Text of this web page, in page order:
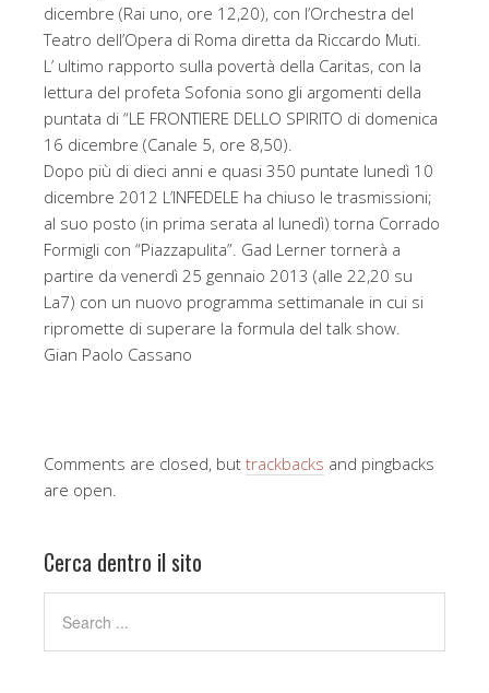
dicembre (Rai uno, ore 12,20), con l’Orchestra del
Teatro dell’Opera di Roma diretta da Riccardo Muti.
L’ ultimo rapporto sulla povertà della Caritas, con la
lettura del profeta Sofonia sono gli argomenti della
puntata di “LE FRONTIERE DELLO SPIRITO di domenica
16 dicembre (Canale 5, ore 8,50).
Dopo più di dieci anni e quasi 350 puntate lunedì 10
dicembre 2012 L’INFEDELE ha chiuso le trasmissioni;
al suo posto (in prima serata al lunedì) torna Corrado
Formigli con “Piazzapulita”. Gad Lerner tornerà a
partire da venerdì 25 gennaio 2013 (alle 22,20 su
La7) con un nuovo programma settimanale in cui si
ripromette di superare la formula del talk show.
Gian Paolo Cassano
Comments are closed, but trackbacks and pingbacks
are open.
Cerca dentro il sito